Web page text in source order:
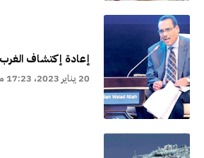
إعادة إكتشاف الغرب
20 يناير 2023، 17:23 مساءً